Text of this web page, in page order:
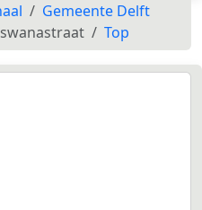
Gemeente Delft
Top